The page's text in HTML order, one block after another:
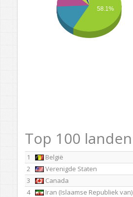
58.1%
Top 100 landen
1 België
2
Verenigde Staten
3
Canada
4
Iran (Islaamse Republiek van)